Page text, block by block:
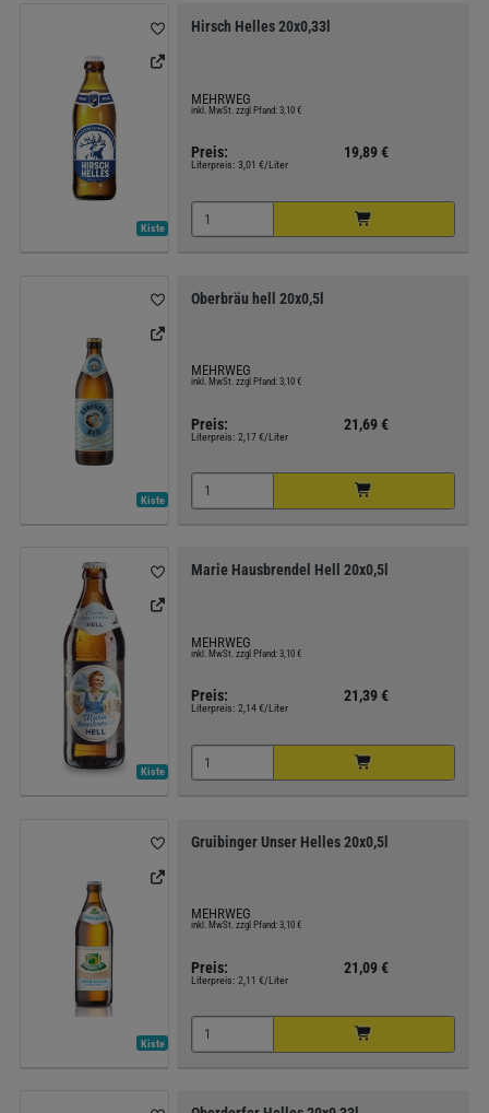
Kiste
Hirsch Helles 20x0,33l
MEHRWEG
inkl. MwSt. zzgl Pfand: 3,10 €
Preis: 19,89 €
Literpreis: 3,01 €/Liter
Kiste
Oberbräu hell 20x0,5l
MEHRWEG
inkl. MwSt. zzgl Pfand: 3,10 €
Preis: 21,69 €
Literpreis: 2,17 €/Liter
Kiste
Marie Hausbrendel Hell 20x0,5l
MEHRWEG
inkl. MwSt. zzgl Pfand: 3,10 €
Preis: 21,39 €
Literpreis: 2,14 €/Liter
Kiste
Gruibinger Unser Helles 20x0,5l
MEHRWEG
inkl. MwSt. zzgl Pfand: 3,10 €
Preis: 21,09 €
Literpreis: 2,11 €/Liter